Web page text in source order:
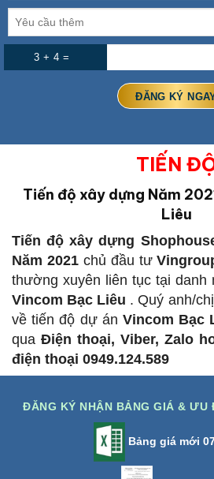
3 + 4 =
TIẾN
Tiến độ xây dựng Năm
Liêu
Tiến độ xây dựng
Năm 2021chủ đầu tư
thường xuyên liên tục tại danh
Vincom Bạc Liêu . Quý anh/
về tiến độ dự án Vincom Bạc
qua Điện thoại, Viber, Zalo
điện thoại 0949.124.589
ĐĂNG KÝ NHẬN BẢNG GIÁ &
Bảng giá mới